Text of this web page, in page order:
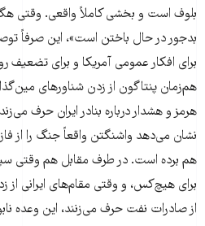
بلوف است و بخشی کاملاً واقعی. وقتی
بدجور در حال باختن است»، این صرفاً
برای افکار عمومی آمریکا و برای
هم‌زمان پنتاگون از زدن شناورهای
هرمز و هشدار درباره بنادر ایران حرف
نشان می‌دهد واشنگتن واقعاً جنگ را از فاز
هم برده است. در طرف مقابل هم وقتی
برای هیچ‌کس، و وقتی مقام‌های ایرانی از
از صادرات نفت حرف می‌زنند، این وعده